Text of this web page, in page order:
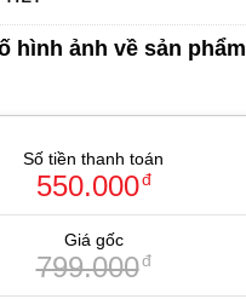
hình ảnh về sản phẩm
Số tiền thanh toán
550.000đ
Giá gốc
799.000đ